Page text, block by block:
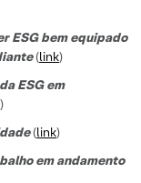
ESG bem equipado
(link)
ESG em
)
(link)
em andamento